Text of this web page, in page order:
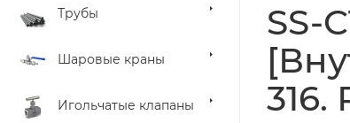
Трубы
Шаровые краны
Игольчатые клапаны
SS-
316.